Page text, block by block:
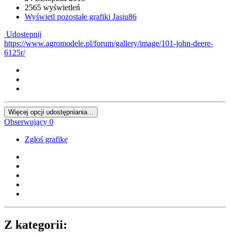
2565 wyświetleń
Wyświetl pozostałe grafiki Jasiu86
Udostępnij
https://www.agromodele.pl/forum/gallery/image/101-john-deere-
6125r/
Więcej opcji udostępniania...
Obserwujący 0
Zgłoś grafikę
Z kategorii: